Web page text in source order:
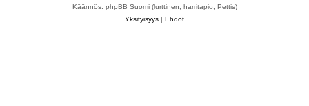
Käännös: phpBB Suomi (lurttinen, harritapio, Pettis)
Yksityisyys | Ehdot